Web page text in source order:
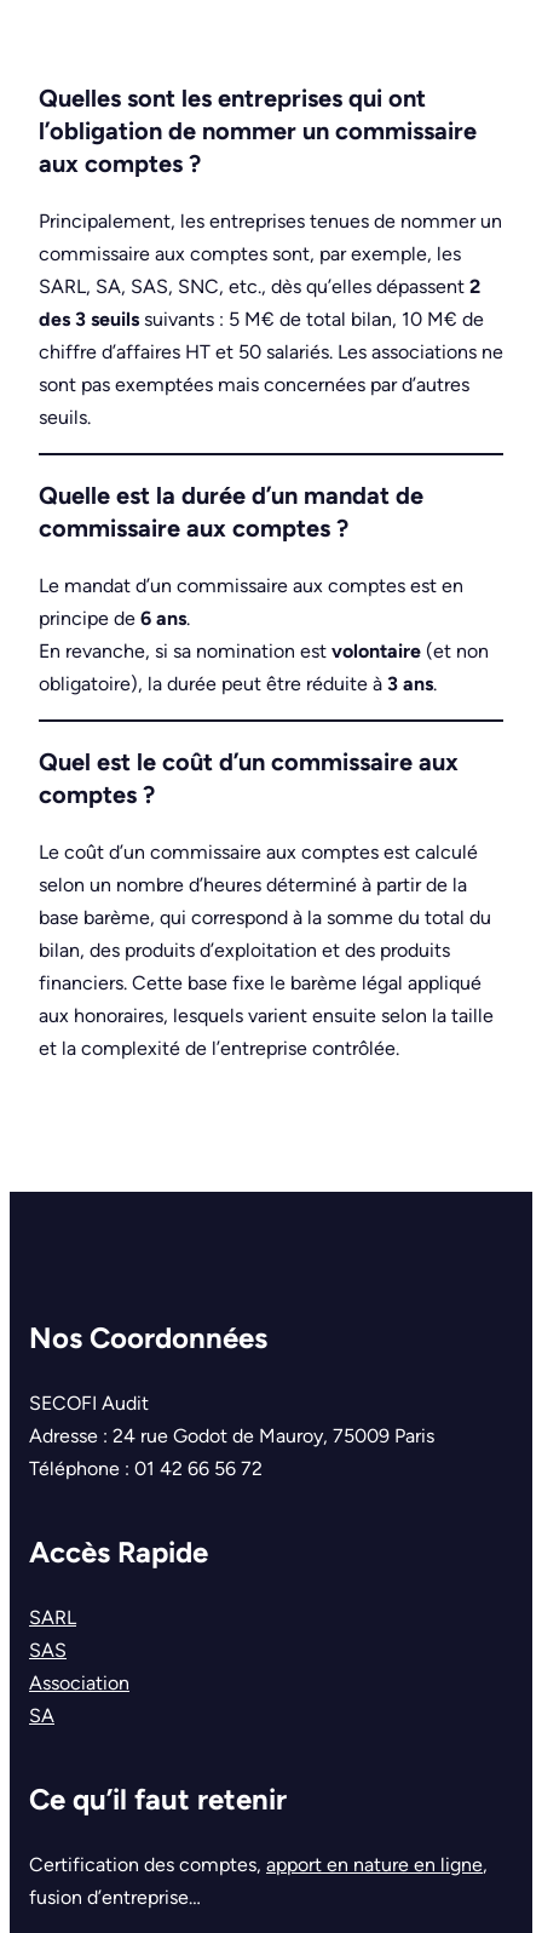
Quelles sont les entreprises qui ont
l’obligation de nommer un commissaire
aux comptes ?
Principalement, les entreprises tenues de nommer un
commissaire aux comptes sont, par exemple, les
SARL, SA, SAS, SNC, etc., dès qu’elles dépassent 2
des 3 seuils suivants : 5 M€ de total bilan, 10 M€ de
chiffre d’affaires HT et 50 salariés. Les associations ne
sont pas exemptées mais concernées par d’autres
seuils.
Quelle est la durée d’un mandat de
commissaire aux comptes ?
Le mandat d’un commissaire aux comptes est en
principe de 6 ans.
En revanche, si sa nomination est volontaire (et non
obligatoire), la durée peut être réduite à 3 ans.
Quel est le coût d’un commissaire aux
comptes ?
Le coût d’un commissaire aux comptes est calculé
selon un nombre d’heures déterminé à partir de la
base barème, qui correspond à la somme du total du
bilan, des produits d’exploitation et des produits
financiers. Cette base fixe le barème légal appliqué
aux honoraires, lesquels varient ensuite selon la taille
et la complexité de l’entreprise contrôlée.
Nos Coordonnées
SECOFI Audit
Adresse : 24 rue Godot de Mauroy, 75009 Paris
Téléphone : 01 42 66 56 72
Accès Rapide
SARL
SAS
Association
SA
Ce qu’il faut retenir
Certification des comptes, apport en nature en ligne,
fusion d’entreprise…